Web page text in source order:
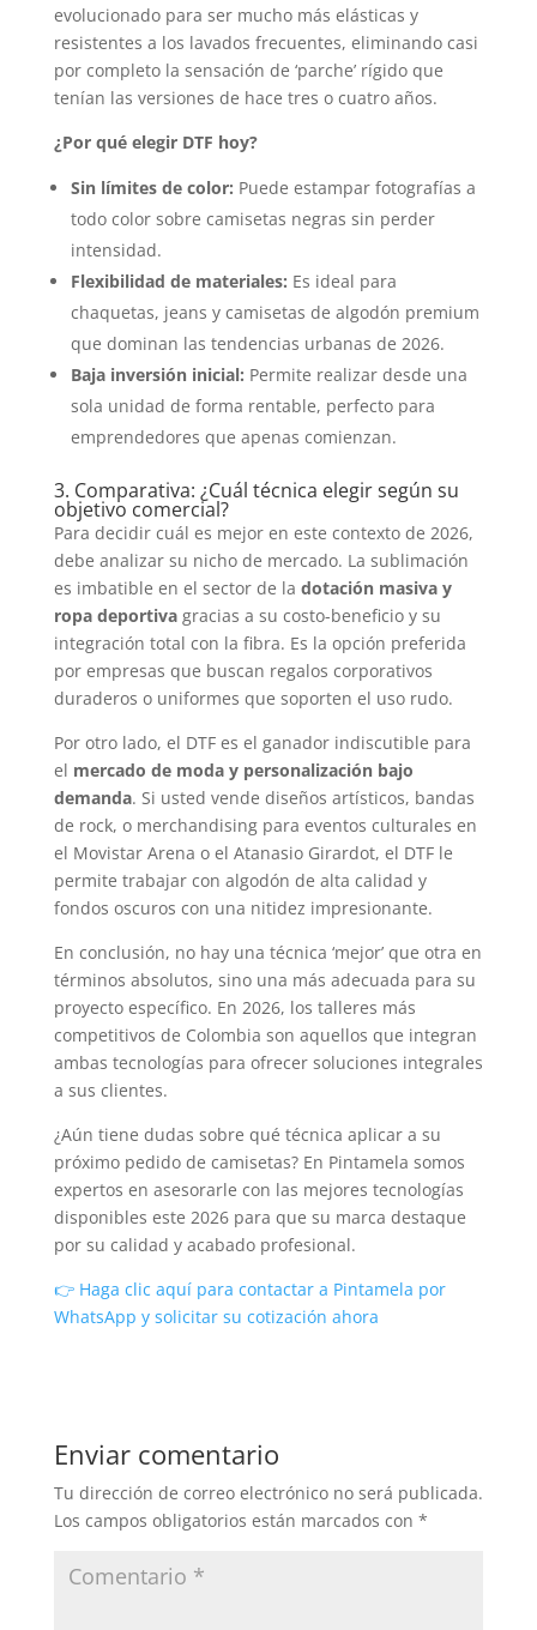
evolucionado para ser mucho más elásticas y
resistentes a los lavados frecuentes, eliminando casi
por completo la sensación de ‘parche’ rígido que
tenían las versiones de hace tres o cuatro años.
¿Por qué elegir DTF hoy?
Sin límites de color: Puede estampar fotografías a
todo color sobre camisetas negras sin perder
intensidad.
Flexibilidad de materiales: Es ideal para
chaquetas, jeans y camisetas de algodón premium
que dominan las tendencias urbanas de 2026.
Baja inversión inicial: Permite realizar desde una
sola unidad de forma rentable, perfecto para
emprendedores que apenas comienzan.
3. Comparativa: ¿Cuál técnica elegir según su
objetivo comercial?
Para decidir cuál es mejor en este contexto de 2026,
debe analizar su nicho de mercado. La sublimación
es imbatible en el sector de la dotación masiva y
ropa deportivagracias a su costo-beneficio y su
integración total con la fibra. Es la opción preferida
por empresas que buscan regalos corporativos
duraderos o uniformes que soporten el uso rudo.
Por otro lado, el DTF es el ganador indiscutible para
el mercado de moda y personalización bajo
demanda. Si usted vende diseños artísticos, bandas
de rock, o merchandising para eventos culturales en
el Movistar Arena o el Atanasio Girardot, el DTF le
permite trabajar con algodón de alta calidad y
fondos oscuros con una nitidez impresionante.
En conclusión, no hay una técnica ‘mejor’ que otra en
términos absolutos, sino una más adecuada para su
proyecto específico. En 2026, los talleres más
competitivos de Colombia son aquellos que integran
ambas tecnologías para ofrecer soluciones integrales
a sus clientes.
¿Aún tiene dudas sobre qué técnica aplicar a su
próximo pedido de camisetas? En Pintamela somos
expertos en asesorarle con las mejores tecnologías
disponibles este 2026 para que su marca destaque
por su calidad y acabado profesional.
👉 Haga clic aquí para contactar a Pintamela por
WhatsApp y solicitar su cotización ahora
Enviar comentario
Tu dirección de correo electrónico no será publicada.
Los campos obligatorios están marcados con *